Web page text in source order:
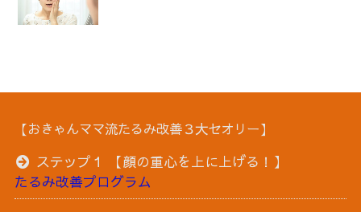
【おきゃんママ流たるみ改善３大セオリー】
ステップ１ 【顔の重心を上に上げる！】
たるみ改善プログラム